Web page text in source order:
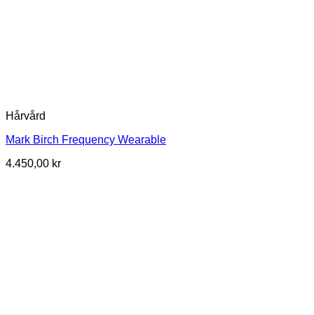
Hårvård
Mark Birch Frequency Wearable
4.450,00 kr